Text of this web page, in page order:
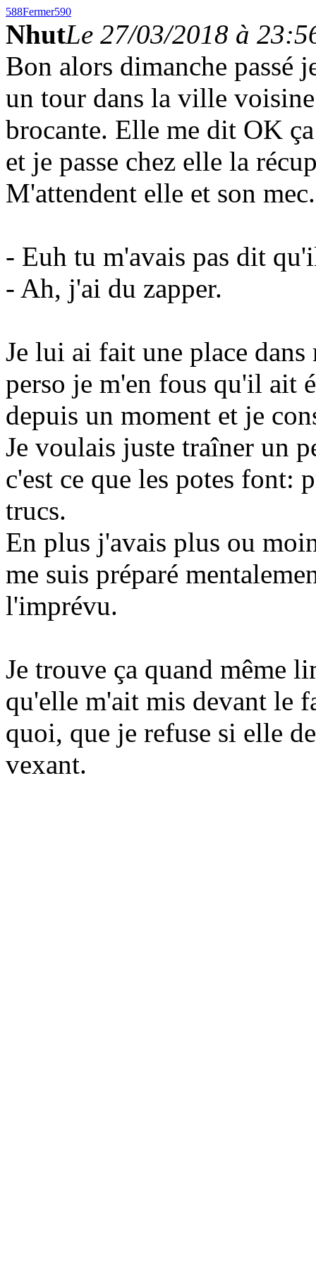
588Fermer590
NhutLe 27/03/2018 à
Bon alors dimanche passé
un tour dans la ville
brocante. Elle me dit OK
et je passe chez elle la
M'attendent elle et son mec.
- Euh tu m'avais pas dit
- Ah, j'ai du zapper.
Je lui ai fait une place dans
perso je m'en fous qu'il ait
depuis un moment et je
Je voulais juste traîner un
c'est ce que les potes font:
trucs.
En plus j'avais plus ou
me suis préparé
l'imprévu.
Je trouve ça quand même
qu'elle m'ait mis devant le
quoi, que je refuse si elle
vexant.